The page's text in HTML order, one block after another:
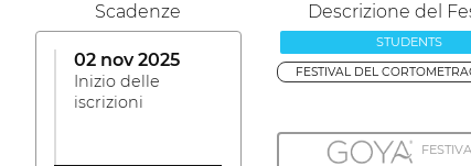
Scadenze
02 nov 2025
Inizio delle
iscrizioni
Descrizione del
STUDENTS
FESTIVAL DEL